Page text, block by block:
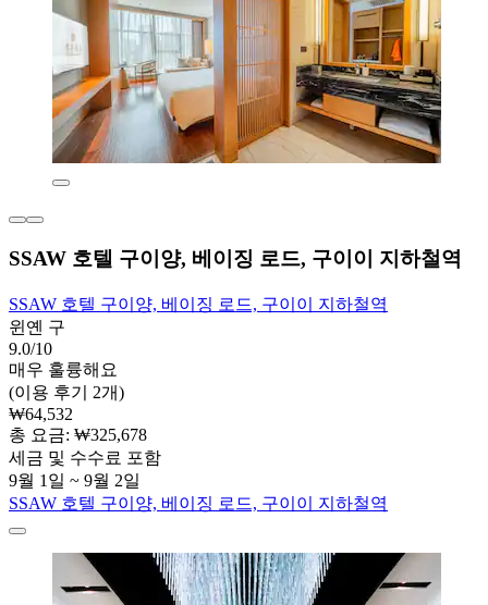
SSAW 호텔 구이양, 베이징 로드, 구이이 지하철역
SSAW 호텔 구이양, 베이징 로드, 구이이 지하철역
윈옌 구
9.0/10
매우 훌륭해요
(이용 후기 2개)
₩64,532
총 요금: ₩325,678
세금 및 수수료 포함
9월 1일 ~ 9월 2일
SSAW 호텔 구이양, 베이징 로드, 구이이 지하철역